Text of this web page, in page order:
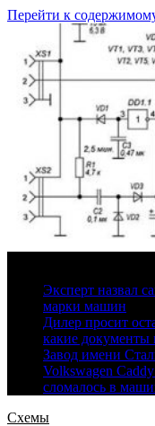
Перейти к
Эксперт назвал
марки машин
Дилер просит
какие документы
Завод имени
Volkswagen
сломалось в
Схемы